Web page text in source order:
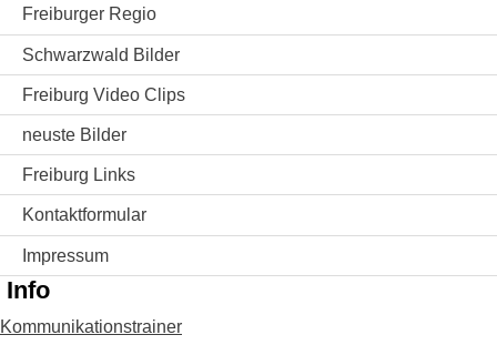
Freiburger Regio
Schwarzwald Bilder
Freiburg Video Clips
neuste Bilder
Freiburg Links
Kontaktformular
Impressum
Info
Kommunikationstrainer